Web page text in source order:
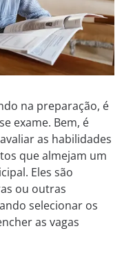
na preparação, é
exame. Bem, é
as habilidades
que almejam um
Eles são
ou outras
selecionar os
as vagas